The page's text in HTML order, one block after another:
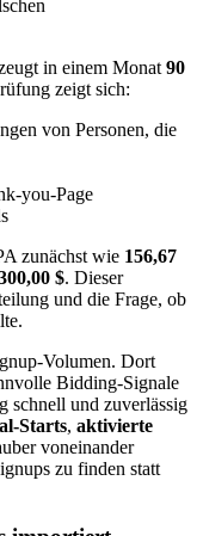
in einem Monat 90
zeigt sich:
von Personen, die
you-Page
zunächst wie 156,67
$. Dieser
und die Frage, ob
Volumen. Dort
Bidding-Signale
schnell und zuverlässig
Starts, aktivierte
voneinander
zu finden statt